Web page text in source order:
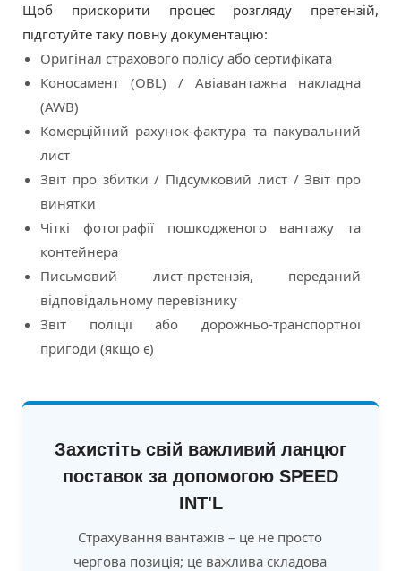
Щоб прискорити процес розгляду претензій,
підготуйте таку повну документацію:
Оригінал страхового полісу або сертифіката
Коносамент (OBL) / Авіавантажна накладна
(AWB)
Комерційний рахунок-фактура та пакувальний
лист
Звіт про збитки / Підсумковий лист / Звіт про
винятки
Чіткі фотографії пошкодженого вантажу та
контейнера
Письмовий лист-претензія, переданий
відповідальному перевізнику
Звіт поліції або дорожньо-транспортної
пригоди (якщо є)
Захистіть свій важливий ланцюг
поставок за допомогою SPEED
INT'L
Страхування вантажів – це не просто
чергова позиція; це важлива складова